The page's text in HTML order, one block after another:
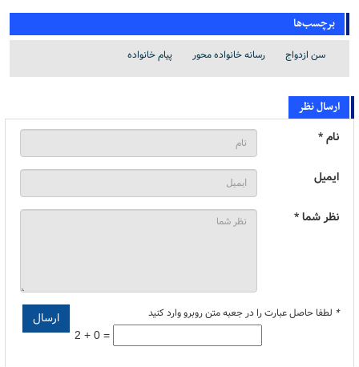
برچسب‌ها
سن ازدواج رسانه خانواده محور پیام خانواده
ارسال نظر
نام *
ایمیل
نظر شما *
* لطفا حاصل عبارت را در جعبه متن روبرو وارد کنید
2 + 0 =